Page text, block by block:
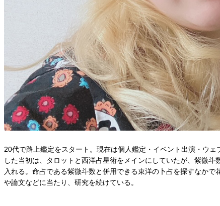
20代で路上鑑定をスタート。現在は個人鑑定・イベント出演・ウ
した当初は、タロットと西洋占星術をメインにしていたが、紫微
入れる。命占である紫微斗数と併用できる東洋の卜占を探すなか
や論文などに当たり、研究を続けている。